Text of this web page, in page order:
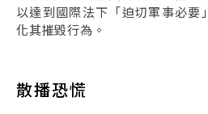
以達到國際法下「迫切軍事必要
化其摧毀行為。
散播恐慌